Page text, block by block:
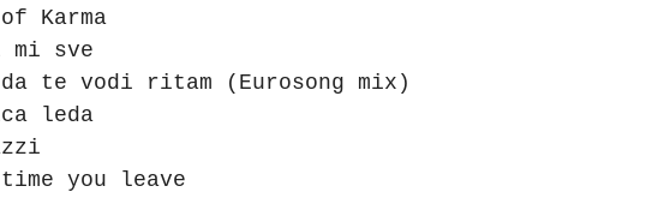
Karma
mi sve
te vodi ritam (Eurosong mix)
leda
you leave